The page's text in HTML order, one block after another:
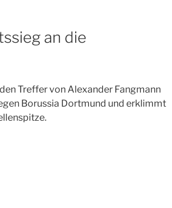
an die
Treffer von Alexander Fangmann
Borussia Dortmund und erklimmt